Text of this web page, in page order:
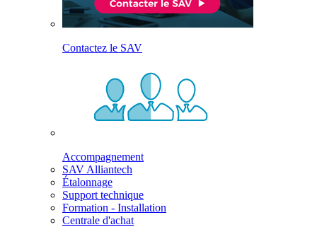
Contactez le SAV
Accompagnement
SAV Alliantech
Étalonnage
Support technique
Formation - Installation
Centrale d'achat